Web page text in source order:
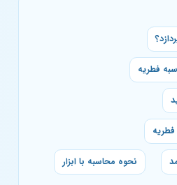
نحوه محاسبه با ابزار